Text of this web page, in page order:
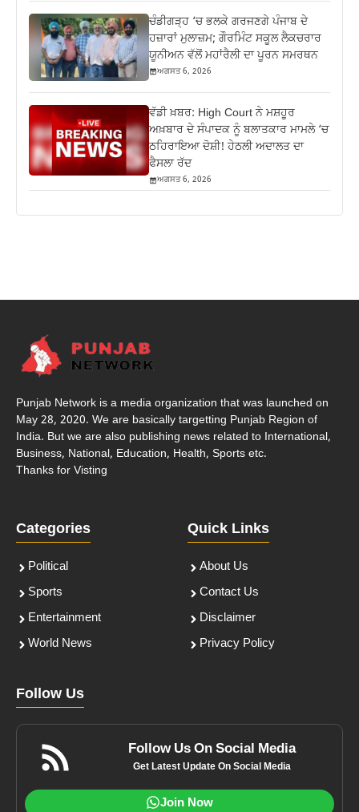
ਚੰਡੀਗੜ੍ਹ ‘ਚ ਭਲਕੇ ਗਰਜਣਗੇ ਪੰਜਾਬ ਦੇ
ਹਜ਼ਾਰਾਂ ਮੁਲਾਜ਼ਮ; ਗੌਰਮਿੰਟ ਸਕੂਲ ਲੈਕਚਰਾਰ
ਯੂਨੀਅਨ ਵੱਲੋਂ ਮਹਾਂਰੈਲੀ ਦਾ ਪੂਰਨ ਸਮਰਥਨ
ਅਗਸਤ 6, 2026
ਵੱਡੀ ਖ਼ਬਰ: High Court ਨੇ ਮਸ਼ਹੂਰ
ਅਖ਼ਬਾਰ ਦੇ ਸੰਪਾਦਕ ਨੂੰ ਬਲਾਤਕਾਰ ਮਾਮਲੇ ‘ਚ
ਠਹਿਰਾਇਆ ਦੋਸ਼ੀ! ਹੇਠਲੀ ਅਦਾਲਤ ਦਾ
ਫੈਸਲਾ ਰੱਦ
ਅਗਸਤ 6, 2026
Punjab Network is a media organization that was launched on
May 28, 2020. We are basically targetting Punjab Region of
India. But we are also publishing news related to International,
Business, National, Education, Health, Sports etc.
Thanks for Visting
Categories
Political
Sports
Entertainment
World News
Quick Links
About Us
Contact Us
Disclaimer
Privacy Policy
Follow Us
Follow Us On Social Media
Get Latest Update On Social Media
Join Now